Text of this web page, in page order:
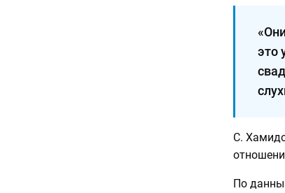
это
С.
По